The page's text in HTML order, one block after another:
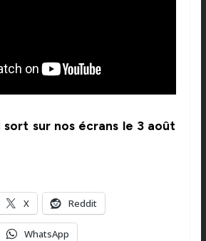
sort sur nos écrans le 3 août
X Reddit
WhatsApp